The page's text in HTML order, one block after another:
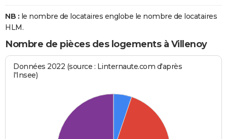
NB : le nombre de locataires englobe le nombre de locataires
HLM.
Nombre de pièces des logements à Villenoy
Données 2022 (source : Linternaute.com d'après
l'Insee)